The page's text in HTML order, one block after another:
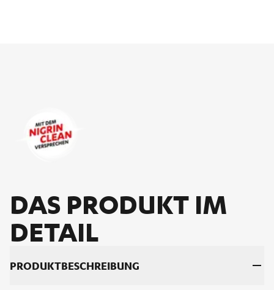
DAS PRO­DUKT IM
DE­TAIL
PRO­DUKT­BE­SCHREI­BUNG